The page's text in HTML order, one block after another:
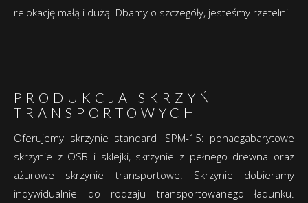
relokację małą i dużą. Dbamy o szczegóły, jesteśmy rzetelni.
PRODUKCJA SKRZYŃ
TRANSPORTOWYCH
Oferujemy skrzynie standard ISPM-15: ponadgabarytowe
skrzynie z OSB i sklejki, skrzynie z pełnego drewna oraz
ażurowe skrzynie transportowe. Skrzynie dobieramy
indywidualnie do rodzaju transportowanego ładunku.